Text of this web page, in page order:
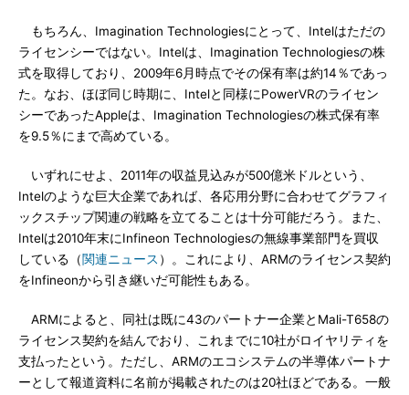
もちろん、Imagination Technologiesにとって、Intelはただの
ライセンシーではない。Intelは、Imagination Technologiesの株
式を取得しており、2009年6月時点でその保有率は約14％であっ
た。なお、ほぼ同じ時期に、Intelと同様にPowerVRのライセン
シーであったAppleは、Imagination Technologiesの株式保有率
を9.5％にまで高めている。
いずれにせよ、2011年の収益見込みが500億米ドルという、
Intelのような巨大企業であれば、各応用分野に合わせてグラフィ
ックスチップ関連の戦略を立てることは十分可能だろう。また、
Intelは2010年末にInfineon Technologiesの無線事業部門を買収
している（関連ニュース ）。これにより、ARMのライセンス契約
をInfineonから引き継いだ可能性もある。
ARMによると、同社は既に43のパートナー企業とMali-T658の
ライセンス契約を結んでおり、これまでに10社がロイヤリティを
支払ったという。ただし、ARMのエコシステムの半導体パートナ
ーとして報道資料に名前が掲載されたのは20社ほどである。一般